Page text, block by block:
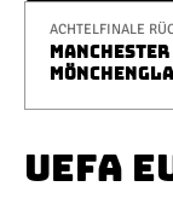
ACHTELFINALE
UEFA